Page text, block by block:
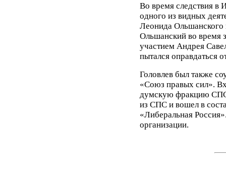
Во время следствия в
одного из видных
Леонида Ольшанского
Ольшанский во время
участием Андрея
пытался оправдаться
Головлев был также
«Союз правых сил».
думскую фракцию
из СПС и вошел в
«Либеральная
организации.